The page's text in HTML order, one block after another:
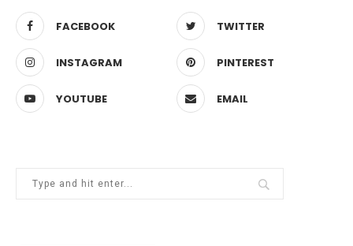
FACEBOOK TWITTER
INSTAGRAM PINTEREST
YOUTUBE EMAIL